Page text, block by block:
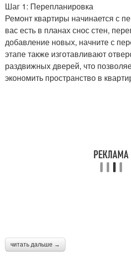
Шаг 1: Перепланировка
Ремонт квартиры начинается с
вас есть в планах снос стен,
добавление новых, начните с
этапе также изготавливают
раздвижных дверей, что
экономить пространство в
читать дальше →